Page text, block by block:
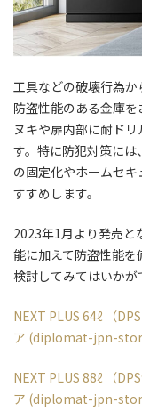
工具などの破壊行為か
防盗性能のある金庫
ヌキや扉内部に耐ド
す。特に防犯対策に
の固定化やホームセ
すすめします。
2023年1月より発売と
能に加えて防盗性能
検討してみてはいかが
NEXT PLUS 64ℓ （
ア (diplomat-jpn-
NEXT PLUS 88ℓ （
ア (diplomat-jpn-